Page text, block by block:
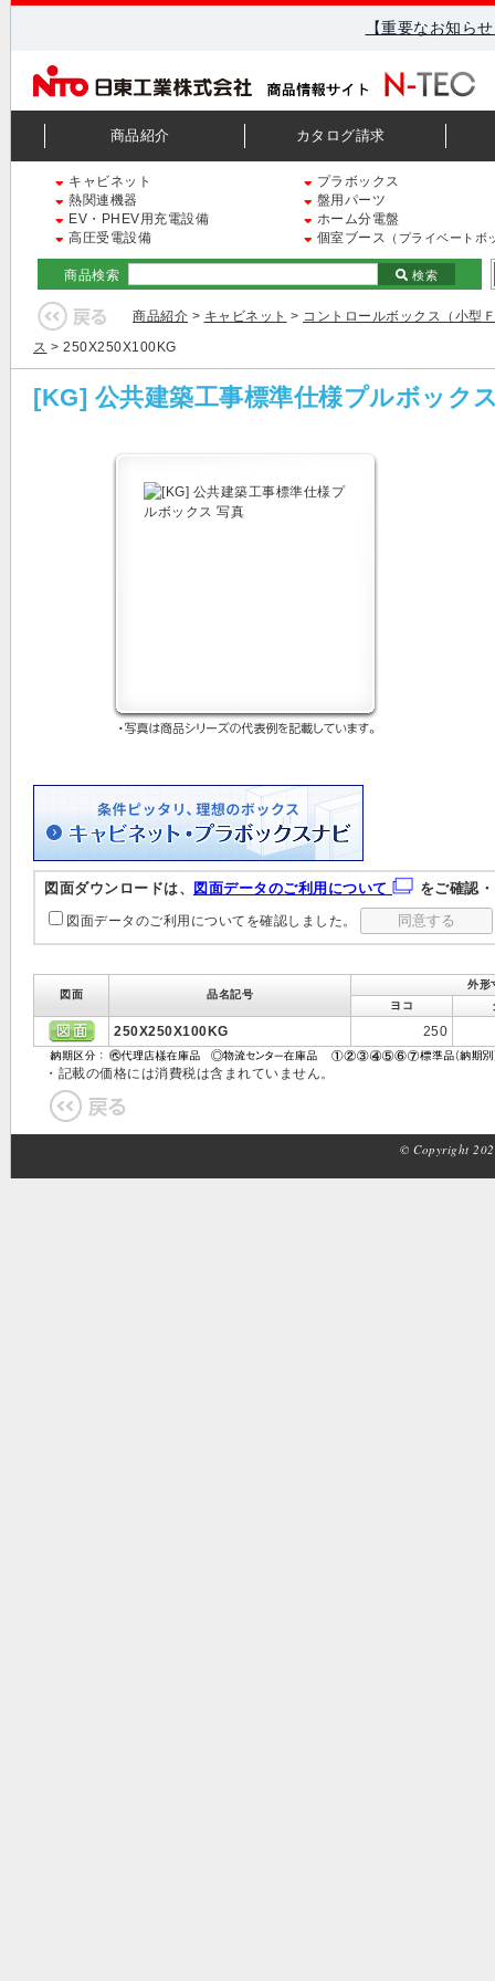
【重要なお知ら
商品紹介 カタログ請求
キャビネット
プラボックス
熱関連機器
盤用パーツ
EV・PHEV用充電設備
ホーム分電盤
高圧受電設備
個室ブース （プライベートボ
商品検索 検索
商品紹介 > キャビネット > コントロールボックス（小型
ス > 250X250X100KG
[KG] 公共建築工事標準仕様プルボック
図面ダウンロードは、 図面データのご利用について をご確認
図面データのご利用についてを確認しました。
図面 品名記号
外形
ヨコ
250X250X100KG 250
・記載の価格には消費税は含まれていません。
© Copyright